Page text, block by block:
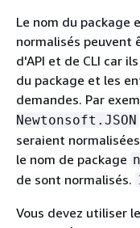
Le nom du package
normalisés peuvent
d'API et de CLI car
du package et les
demandes. Par
Newtonsoft.JSON
seraient
le nom de package
de sont normalisés.
Vous devez utiliser